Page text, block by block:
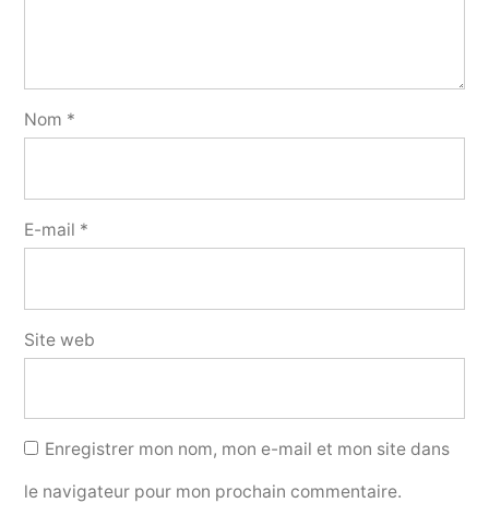
Nom *
E-mail *
Site web
Enregistrer mon nom, mon e-mail et mon site dans
le navigateur pour mon prochain commentaire.